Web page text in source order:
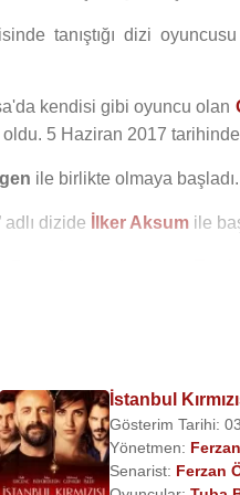
tanıştığı dizi oyuncusu
kendisi gibi oyuncu olan
5 Haziran 2017
ile birlikte olmaya başladı.
dizide İlker Aksum ile
'in yaptığı “Rüzgarın
Murat Daltaban,
İstanbul
Gösterim Tarihi:
Yönetmen:
Senarist: Ferzan